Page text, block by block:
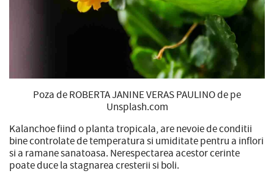
Poza de ROBERTA JANINE VERAS PAULINO de pe
Unsplash.com
Kalanchoe fiind o planta tropicala, are nevoie de conditii
bine controlate de temperatura si umiditate pentru a inflori
si a ramane sanatoasa. Nerespectarea acestor cerinte
poate duce la stagnarea cresterii si boli.